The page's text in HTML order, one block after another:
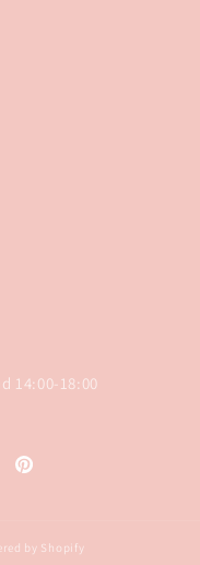
14:00-18:00
Pinterest
by Shopify